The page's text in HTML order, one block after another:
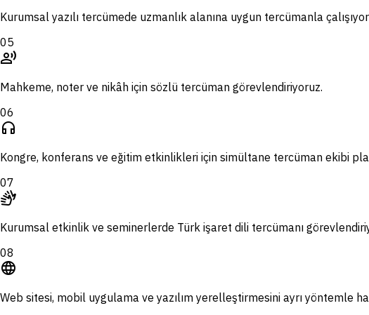
Kurumsal yazılı tercümede uzmanlık alanına uygun tercümanla
05
record_voice_over
Mahkeme, noter ve nikâh için sözlü tercüman görevlendiriyoruz.
06
headphones
Kongre, konferans ve eğitim etkinlikleri için simültane tercüman ekibi
07
sign_language
Kurumsal etkinlik ve seminerlerde Türk işaret dili tercümanı
08
language
Web sitesi, mobil uygulama ve yazılım yerelleştirmesini ayrı yöntemle